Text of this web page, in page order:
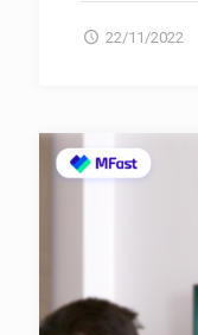
22/11/2022